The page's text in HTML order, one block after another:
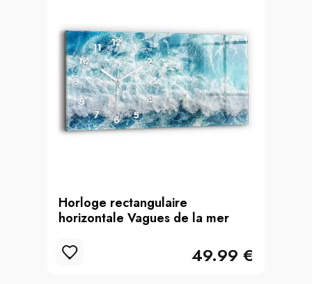
Horloge rectangulaire
horizontale Vagues de la mer
49.99 €